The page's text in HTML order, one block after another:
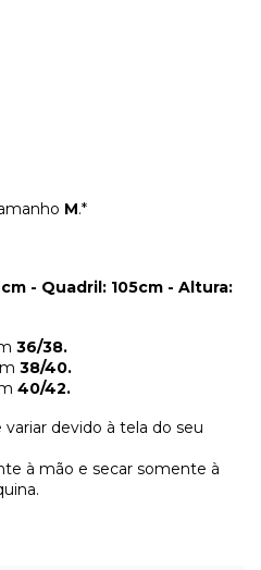
M.*
- Quadril: 105cm - Altura:
36/38.
38/40.
40/42.
devido à tela do seu
à mão e secar somente à